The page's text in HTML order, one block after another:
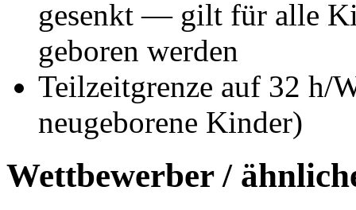
gesenkt — gilt für alle
geboren werden
Teilzeitgrenze auf 32 h/
neugeborene Kinder)
Wettbewerber /